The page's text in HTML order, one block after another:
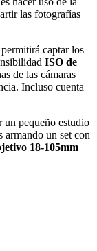
las fotografías
captar los
ISO de
de las cámaras
Incluso cuenta
un pequeño estudio
armando un set con
18-105mm